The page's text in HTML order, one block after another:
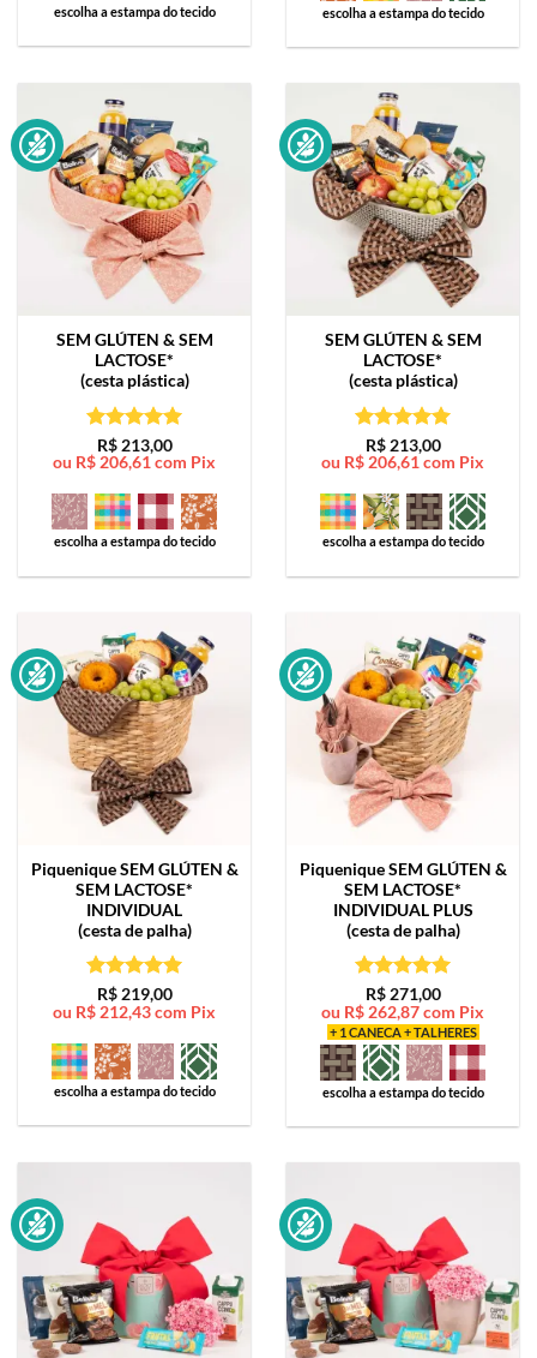
escolha a estampa do tecido escolha a estampa do tecido
SEM GLÚTEN & SEM
LACTOSE*
(cesta plástica)
Avaliação5
de 5
R$213,00
ou R$ 206,61 com Pix
escolha a estampa do tecido
SEM GLÚTEN & SEM
LACTOSE*
(cesta plástica)
Avaliação5
de 5
R$213,00
ou R$ 206,61 com Pix
escolha a estampa do tecido
Piquenique SEM GLÚTEN &
SEM LACTOSE*
INDIVIDUAL
(cesta de palha)
Avaliação5
de 5
R$219,00
ou R$ 212,43com Pix
escolha a estampa do tecido
Piquenique SEM GLÚTEN &
SEM LACTOSE*
INDIVIDUAL PLUS
(cesta de palha)
Avaliação5
de 5
R$271,00
ou R$ 262,87com Pix
+ 1 CANECA + TALHERES
escolha a estampa do tecido